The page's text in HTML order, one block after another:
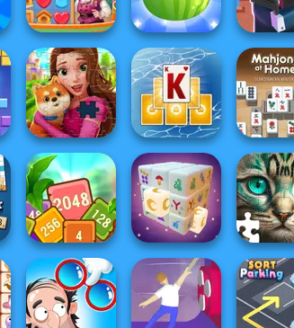
Wild West Match
Master
Toilets
Put The Fruit
Together
Vega Mix: Fairy
Town
Tripeaks Solitaire
Holiday
Royal Jigsaw
Favorite
Mystic Mahjong
Tropical Cubes
2048